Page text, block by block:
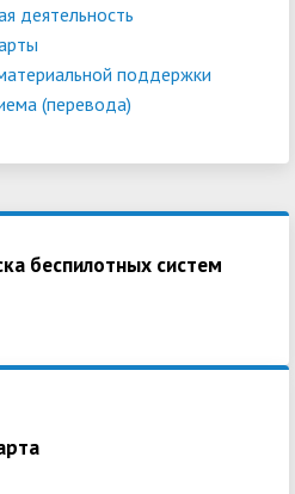
деятельность
поддержки
(перевода)
беспилотных систем